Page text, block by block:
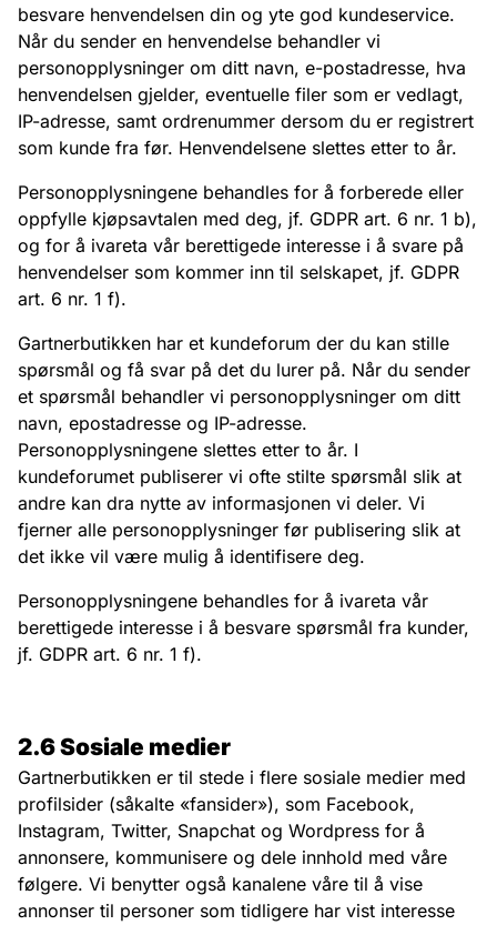
besvare henvendelsen din og yte god kundeservice.
Når du sender en henvendelse behandler vi
personopplysninger om ditt navn, e-postadresse, hva
henvendelsen gjelder, eventuelle filer som er vedlagt,
IP-adresse, samt ordrenummer dersom du er registrert
som kunde fra før. Henvendelsene slettes etter to år.
Personopplysningene behandles for å forberede eller
oppfylle kjøpsavtalen med deg, jf. GDPR art. 6 nr. 1 b),
og for å ivareta vår berettigede interesse i å svare på
henvendelser som kommer inn til selskapet, jf. GDPR
art. 6 nr. 1 f).
Gartnerbutikken har et kundeforum der du kan stille
spørsmål og få svar på det du lurer på. Når du sender
et spørsmål behandler vi personopplysninger om ditt
navn, epostadresse og IP-adresse.
Personopplysningene slettes etter to år. I
kundeforumet publiserer vi ofte stilte spørsmål slik at
andre kan dra nytte av informasjonen vi deler. Vi
fjerner alle personopplysninger før publisering slik at
det ikke vil være mulig å identifisere deg.
Personopplysningene behandles for å ivareta vår
berettigede interesse i å besvare spørsmål fra kunder,
jf. GDPR art. 6 nr. 1 f).
2.6 Sosiale medier
Gartnerbutikken er til stede i flere sosiale medier med
profilsider (såkalte «fansider»), som Facebook,
Instagram, Twitter, Snapchat og Wordpress for å
annonsere, kommunisere og dele innhold med våre
følgere. Vi benytter også kanalene våre til å vise
annonser til personer som tidligere har vist interesse